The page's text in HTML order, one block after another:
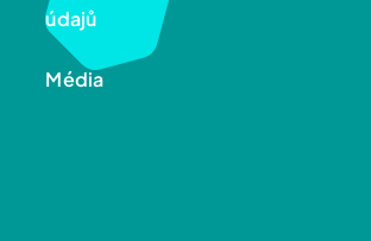
údajů
Média